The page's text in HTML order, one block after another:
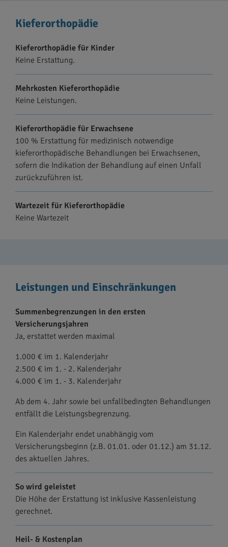
Kieferorthopädie
Kieferorthopädie für Kinder
Keine Erstattung.
Mehrkosten Kieferorthopädie
Keine Leistungen.
Kieferorthopädie für Erwachsene
100 % Erstattung für medizinisch notwendige
kieferorthopädische Behandlungen bei Erwachsenen,
sofern die Indikation der Behandlung auf einen Unfall
zurückzuführen ist.
Wartezeit für Kieferorthopädie
Keine Wartezeit
Leistungen und Einschränkungen
Summenbegrenzungen in den ersten
Versicherungsjahren
Ja, erstattet werden maximal
1.000 € im 1. Kalenderjahr
2.500 € im 1. - 2. Kalenderjahr
4.000 € im 1. - 3. Kalenderjahr
Ab dem 4. Jahr sowie bei unfallbedingten Behandlungen
entfällt die Leistungsbegrenzung.
Ein Kalenderjahr endet unabhängig vom
Versicherungsbeginn (z.B. 01.01. oder 01.12.) am 31.12.
des aktuellen Jahres.
So wird geleistet
Die Höhe der Erstattung ist inklusive Kassenleistung
gerechnet.
Heil- & Kostenplan